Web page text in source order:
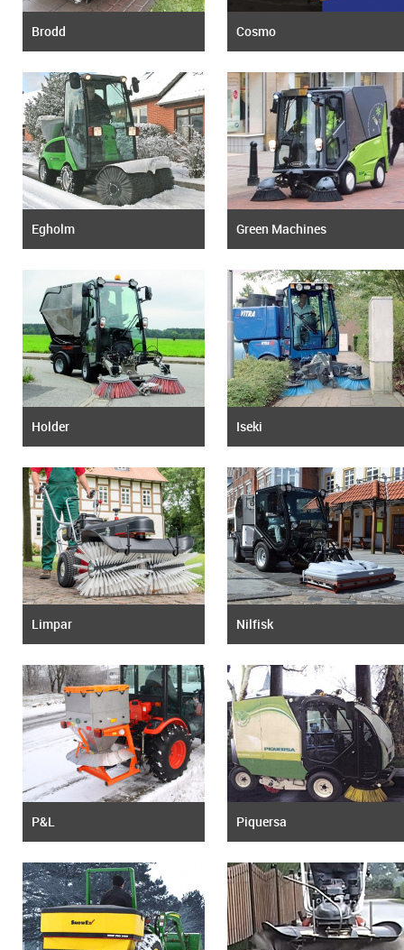
Brodd Cosmo
Egholm Green Machines
Holder Iseki
Limpar Nilfisk
P&L Piquersa